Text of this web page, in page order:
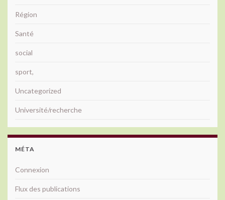
Région
Santé
social
sport,
Uncategorized
Université/recherche
MÉTA
Connexion
Flux des publications